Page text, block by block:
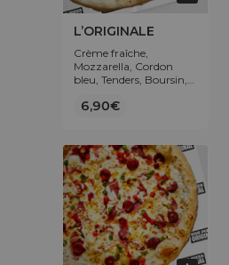
L’ORIGINALE
Crème fraîche,
Mozzarella, Cordon
bleu, Tenders, Boursin,
6,90€